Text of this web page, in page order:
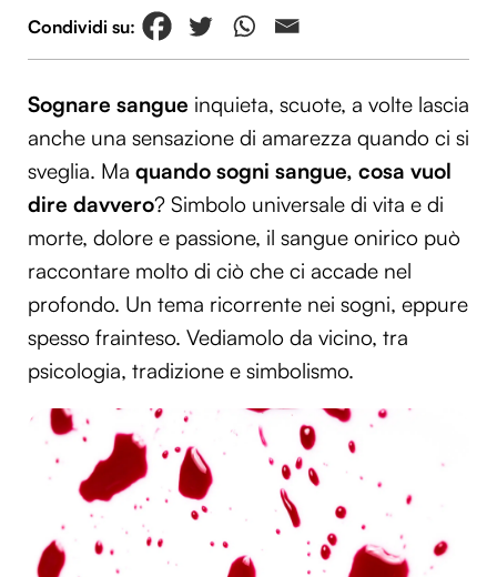
Sognare sangue inquieta, scuote, a volte lascia
anche una sensazione di amarezza quando ci si
sveglia. Ma quando sogni sangue, cosa vuol
dire davvero? Simbolo universale di vita e di
morte, dolore e passione, il sangue onirico può
raccontare molto di ciò che ci accade nel
profondo. Un tema ricorrente nei sogni, eppure
spesso frainteso. Vediamolo da vicino, tra
psicologia, tradizione e simbolismo.